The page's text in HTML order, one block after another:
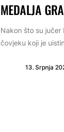
MEDALJA
Nakon što su jučer
čovjeku koji je
13. Srpnja